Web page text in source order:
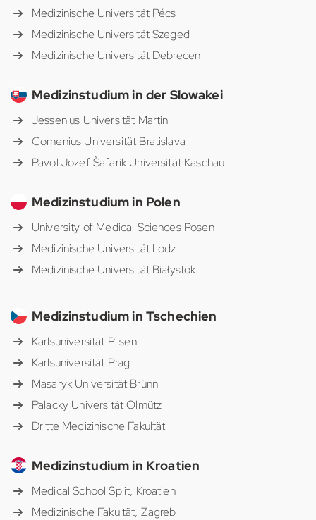
Medizinische Universität Pécs
Medizinische Universität Szeged
Medizinische Universität Debrecen
Medizinstudium in der Slowakei
Jessenius Universität Martin
Comenius Universität Bratislava
Pavol Jozef Šafarik Universität Kaschau
Medizinstudium in Polen
University of Medical Sciences Posen
Medizinische Universität Lodz
Medizinische Universität Białystok
Medizinstudium in Tschechien
Karlsuniversität Pilsen
Karlsuniversität Prag
Masaryk Universität Brünn
Palacky Universität Olmütz
Dritte Medizinische Fakultät
Medizinstudium in Kroatien
Medical School Split, Kroatien
Medizinische Fakultät, Zagreb